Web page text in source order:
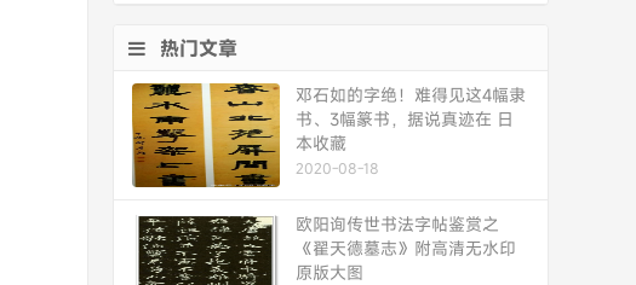
热门文章
邓石如的字绝！难得见这4幅隶
书、3幅篆书，据说真迹在 日
本收藏
2020-08-18
欧阳询传世书法字帖鉴赏之
《翟天德墓志》附高清无水印
原版大图